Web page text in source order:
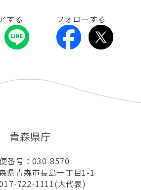
する フォローする
青森県庁
番号：030-8570
県青森市長島一丁目1-1
722-1111(大代表)